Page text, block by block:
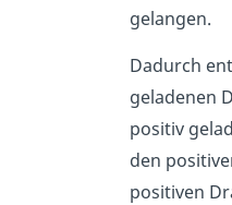
gelangen.
Dadurch
geladenen
positiv
den
positiven